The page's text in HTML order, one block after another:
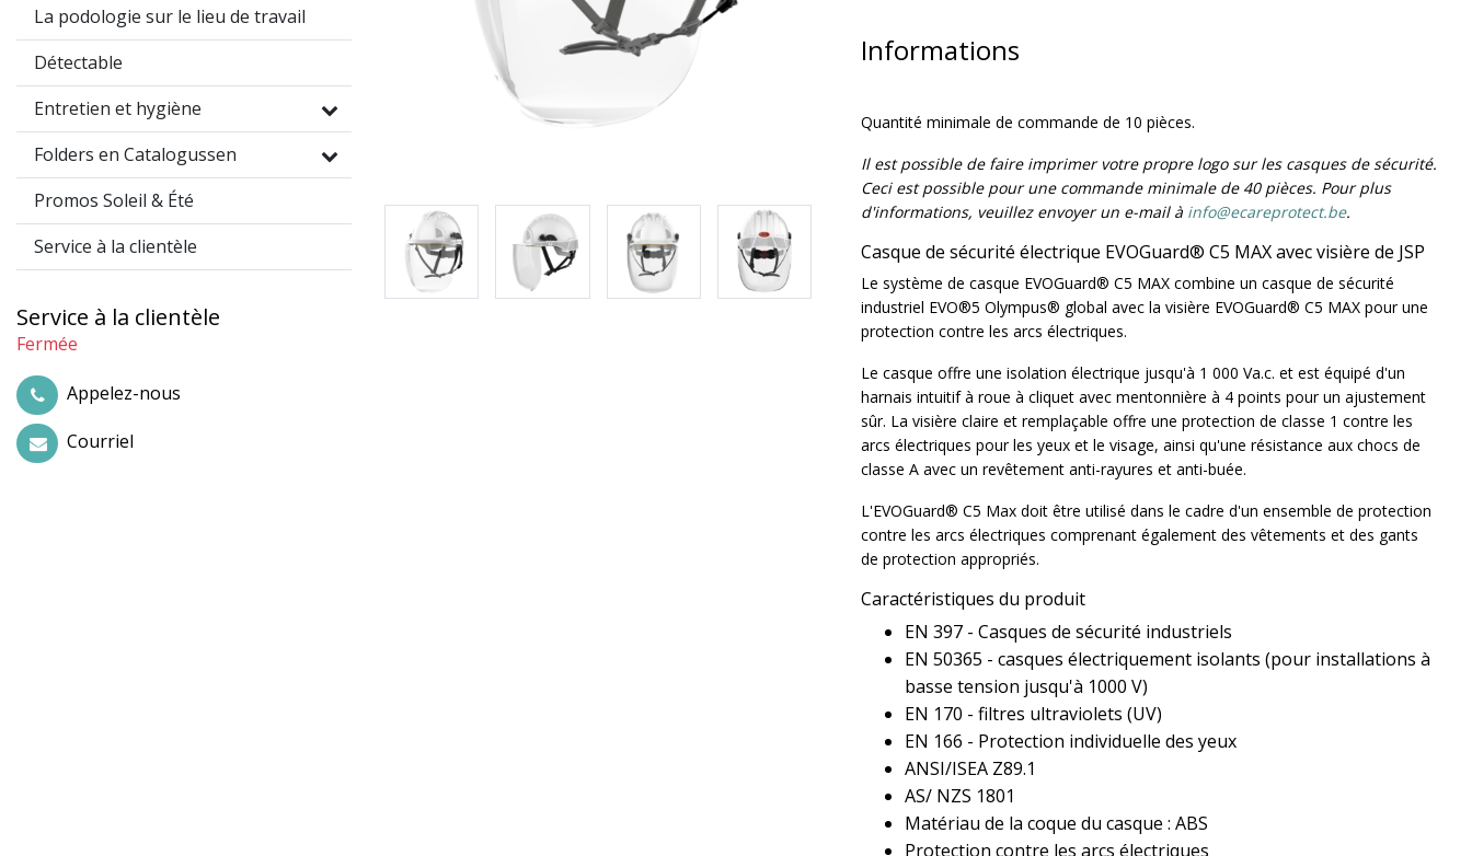
La podologie sur le lieu de travail
Détectable
Entretien et hygiène
Folders en Catalogussen
Promos Soleil & Été
Service à la clientèle
Service à la clientèle
Fermée
Appelez-nous
Courriel
Informations
Quantité minimale de commande de 10 pièces.
Il est possible de faire imprimer votre propre logo sur les casques de sécurité.
Ceci est possible pour une commande minimale de 40 pièces. Pour plus
d'informations, veuillez envoyer un e-mail à info@ecareprotect.be.
Casque de sécurité électrique EVOGuard® C5 MAX avec visière de JSP
Le système de casque EVOGuard® C5 MAX combine un casque de sécurité
industriel EVO®5 Olympus® global avec la visière EVOGuard® C5 MAX pour une
protection contre les arcs électriques.
Le casque offre une isolation électrique jusqu'à 1 000 Va.c. et est équipé d'un
harnais intuitif à roue à cliquet avec mentonnière à 4 points pour un ajustement
sûr. La visière claire et remplaçable offre une protection de classe 1 contre les
arcs électriques pour les yeux et le visage, ainsi qu'une résistance aux chocs de
classe A avec un revêtement anti-rayures et anti-buée.
L'EVOGuard® C5 Max doit être utilisé dans le cadre d'un ensemble de protection
contre les arcs électriques comprenant également des vêtements et des gants
de protection appropriés.
Caractéristiques du produit
EN 397 - Casques de sécurité industriels
EN 50365 - casques électriquement isolants (pour installations à
basse tension jusqu'à 1000 V)
EN 170 - filtres ultraviolets (UV)
EN 166 - Protection individuelle des yeux
ANSI/ISEA Z89.1
AS/ NZS 1801
Matériau de la coque du casque : ABS
Protection contre les arcs électriques